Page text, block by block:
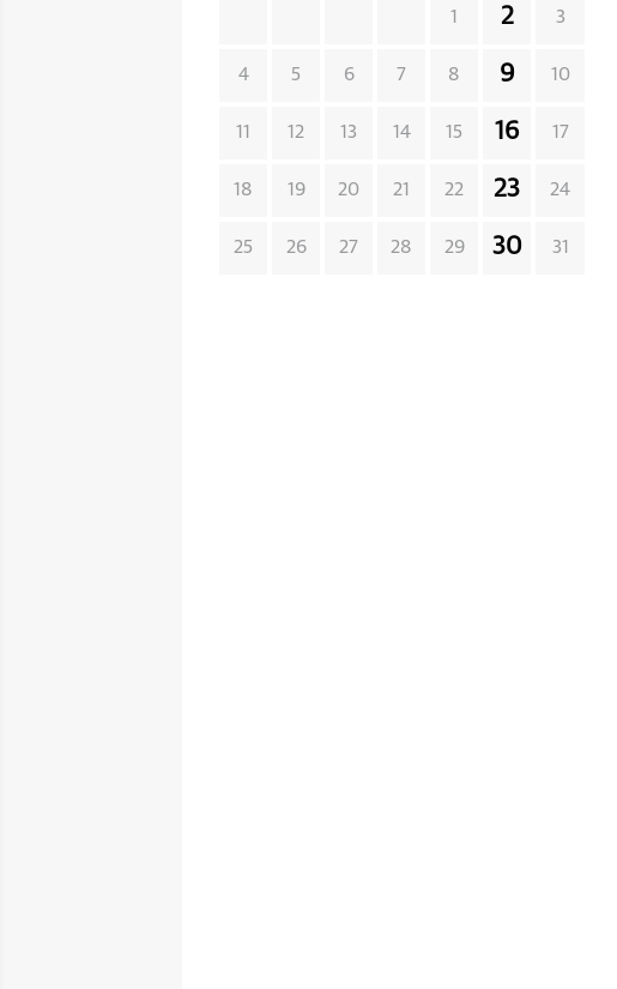
1 2 3
4 5 6 7 8 9 10
11 12 13 14 15 16 17
18 19 20 21 22 23 24
25 26 27 28 29 30 31